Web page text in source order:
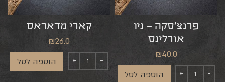
פרנצ’סקה – ניו
אורלינס
₪40.0
הוספה לסל
קארי מדאראס
₪26.0
הוספה לסל